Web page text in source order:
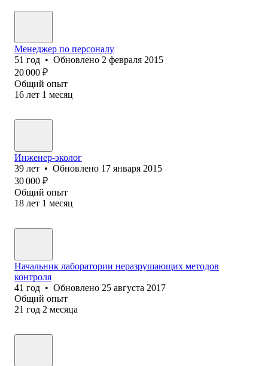
Менеджер по персоналу
51 год • Обновлено 2 февраля 2015
20 000 ₽
Общий опыт
16 лет 1 месяц
Инженер-эколог
39 лет • Обновлено 17 января 2015
30 000 ₽
Общий опыт
18 лет 1 месяц
Начальник лаборатории неразрушающих методов
контроля
41 год • Обновлено 25 августа 2017
Общий опыт
21 год 2 месяца